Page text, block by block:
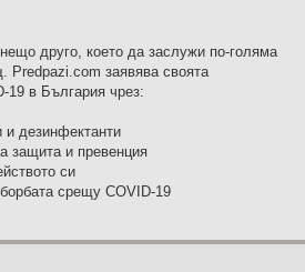
друго, което да заслужи по-голяма
Predpazi.com заявява своята
19 в България чрез:
дезинфектанти
и превенция
си
срещу COVID-19